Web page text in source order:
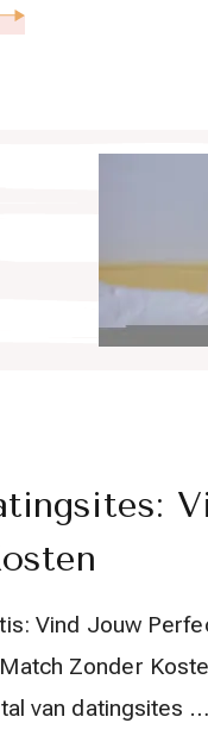
Vind Jouw
Zonder
van datingsites …